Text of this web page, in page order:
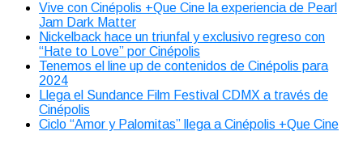
Vive con Cinépolis +Que Cine la experiencia de Pearl
Jam Dark Matter
Nickelback hace un triunfal y exclusivo regreso con
“Hate to Love” por Cinépolis
Tenemos el line up de contenidos de Cinépolis para
2024
Llega el Sundance Film Festival CDMX a través de
Cinépolis
Ciclo “Amor y Palomitas” llega a Cinépolis +Que Cine